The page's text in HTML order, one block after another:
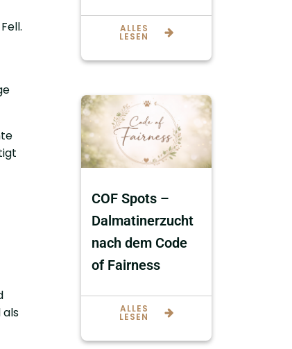
als
ALLES
LESEN
COF Spots –
Dalmatinerzucht
nach dem Code
of Fairness
ALLES
LESEN